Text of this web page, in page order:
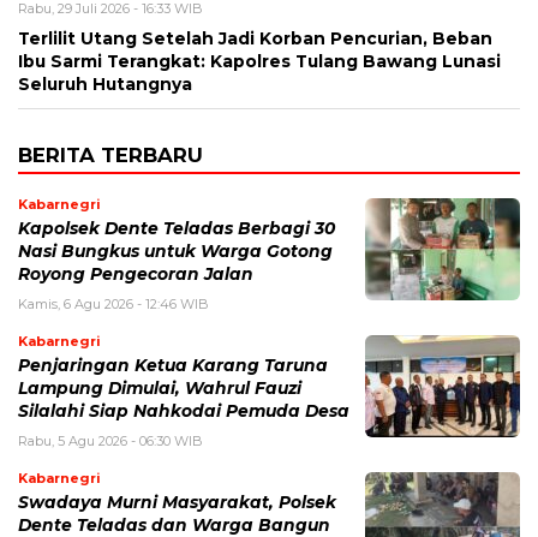
Rabu, 29 Juli 2026 - 16:33 WIB
Terlilit Utang Setelah Jadi Korban Pencurian, Beban
Ibu Sarmi Terangkat: Kapolres Tulang Bawang Lunasi
Seluruh Hutangnya
BERITA TERBARU
Kabarnegri
Kapolsek Dente Teladas Berbagi 30
Nasi Bungkus untuk Warga Gotong
Royong Pengecoran Jalan
Kamis, 6 Agu 2026 - 12:46 WIB
Kabarnegri
Penjaringan Ketua Karang Taruna
Lampung Dimulai, Wahrul Fauzi
Silalahi Siap Nahkodai Pemuda Desa
Rabu, 5 Agu 2026 - 06:30 WIB
Kabarnegri
Swadaya Murni Masyarakat, Polsek
Dente Teladas dan Warga Bangun